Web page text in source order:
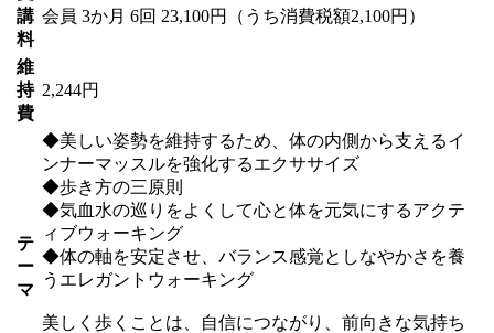
講
料
会員 3か月 6回 23,100円（うち消費税額2,100円）
維
持
費
2,244円
テ
ー
マ
◆美しい姿勢を維持するため、体の内側から支えるイ
ンナーマッスルを強化するエクササイズ
◆歩き方の三原則
◆気血水の巡りをよくして心と体を元気にするアクテ
ィブウォーキング
◆体の軸を安定させ、バランス感覚としなやかさを養
うエレガントウォーキング
美しく歩くことは、自信につながり、前向きな気持ち